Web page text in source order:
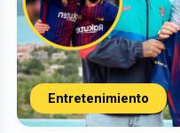
Entretenimiento